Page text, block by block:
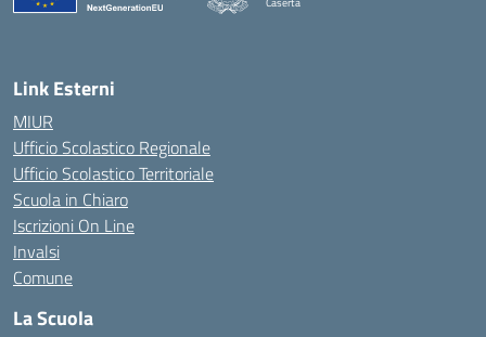
Link Esterni
MIUR
Ufficio Scolastico Regionale
Ufficio Scolastico Territoriale
Scuola in Chiaro
Iscrizioni On Line
Invalsi
Comune
La Scuola